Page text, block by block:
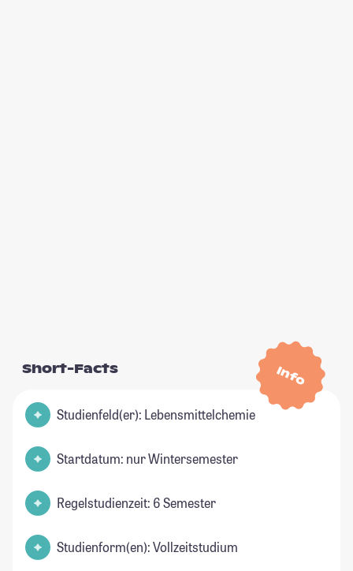
Info
Short-Facts
Studienfeld(er): Lebensmittelchemie
Startdatum: nur Wintersemester
Regelstudienzeit: 6 Semester
Studienform(en): Vollzeitstudium